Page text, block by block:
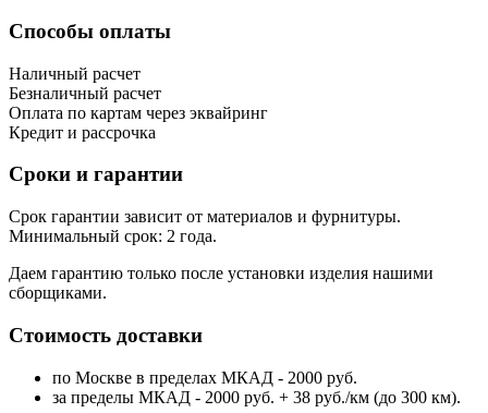
Способы оплаты
Наличный расчет
Безналичный расчет
Оплата по картам через эквайринг
Кредит и рассрочка
Сроки и гарантии
Срок гарантии зависит от материалов и фурнитуры.
Минимальный срок: 2 года.
Даем гарантию только после установки изделия нашими
сборщиками.
Стоимость доставки
по Москве в пределах МКАД - 2000 руб.
за пределы МКАД - 2000 руб. + 38 руб./км (до 300 км).